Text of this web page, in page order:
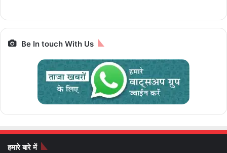
Be In touch With Us
हमारे बारे में